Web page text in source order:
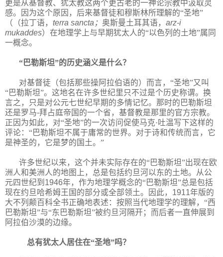
更是从基督教、犹太教这两个更古老的一神论宗教中汲取灵
感。因为这个原因，后来基督徒和穆斯林所理解的“圣地”
（（拉丁语， terra sancta ； 奥斯曼土耳其语， arz-i
mukaddes）在地理学上与早期犹太人的“以色列的土地”属同
一概念。
“巴勒斯坦”的历史涵义是什么？
对基督徒（包括那些操阿拉伯语的）而言，“圣地”又叫
“巴勒斯坦”。这地名在许多世纪里只不过是个历史称谓。换
言之，只是对公元七世纪早期的多情记忆。那时的巴勒斯坦
还是罗马-拜占庭帝国的一个省，基督教是那里的官方宗教。
正因为如此，对“圣地”的一次访问促使马克·吐温写下这样的
评论：“巴勒斯坦不属于庸常的世界。对于诗和传统而言，它
是神圣的，它是梦的国土。”
许多世纪以来，这个并未实际存在的“巴勒斯坦”出现在欧
洲人和美洲人的地图上，总是包括约旦河以东的土地。从公
元四世纪到 1946年，作为地理学概念的“巴勒斯坦”总是包括
现在约旦哈希姆王国的部分或全部领土。因此， 1911年版的
大不列颠百科全书正确地表述：按照当代地理学的理解，“西
巴勒斯坦”与“东巴勒斯坦”被约旦河隔开；而后者一直伸展到
阿拉伯沙漠的边缘。
总有犹太人居住在“圣地”吗？